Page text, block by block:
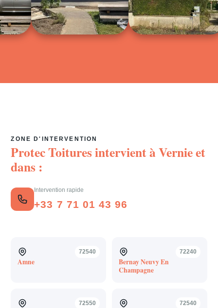
ZONE D'INTERVENTION
Protec Toitures intervient àVernieet
dans :
Intervention rapide
+33 7 71 01 43 96
72540
Amne
72240
Bernay Neuvy En
Champagne
72550 72540